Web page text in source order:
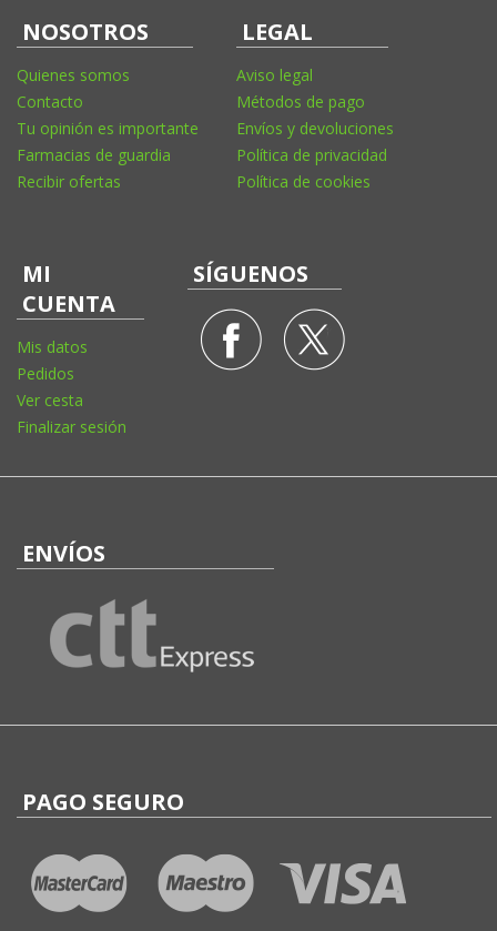
NOSOTROS
Quienes somos
Contacto
Tu opinión es importante
Farmacias de guardia
Recibir ofertas
LEGAL
Aviso legal
Métodos de pago
Envíos y devoluciones
Política de privacidad
Política de cookies
MI
CUENTA
Mis datos
Pedidos
Ver cesta
Finalizar sesión
SÍGUENOS
ENVÍOS
PAGO SEGURO